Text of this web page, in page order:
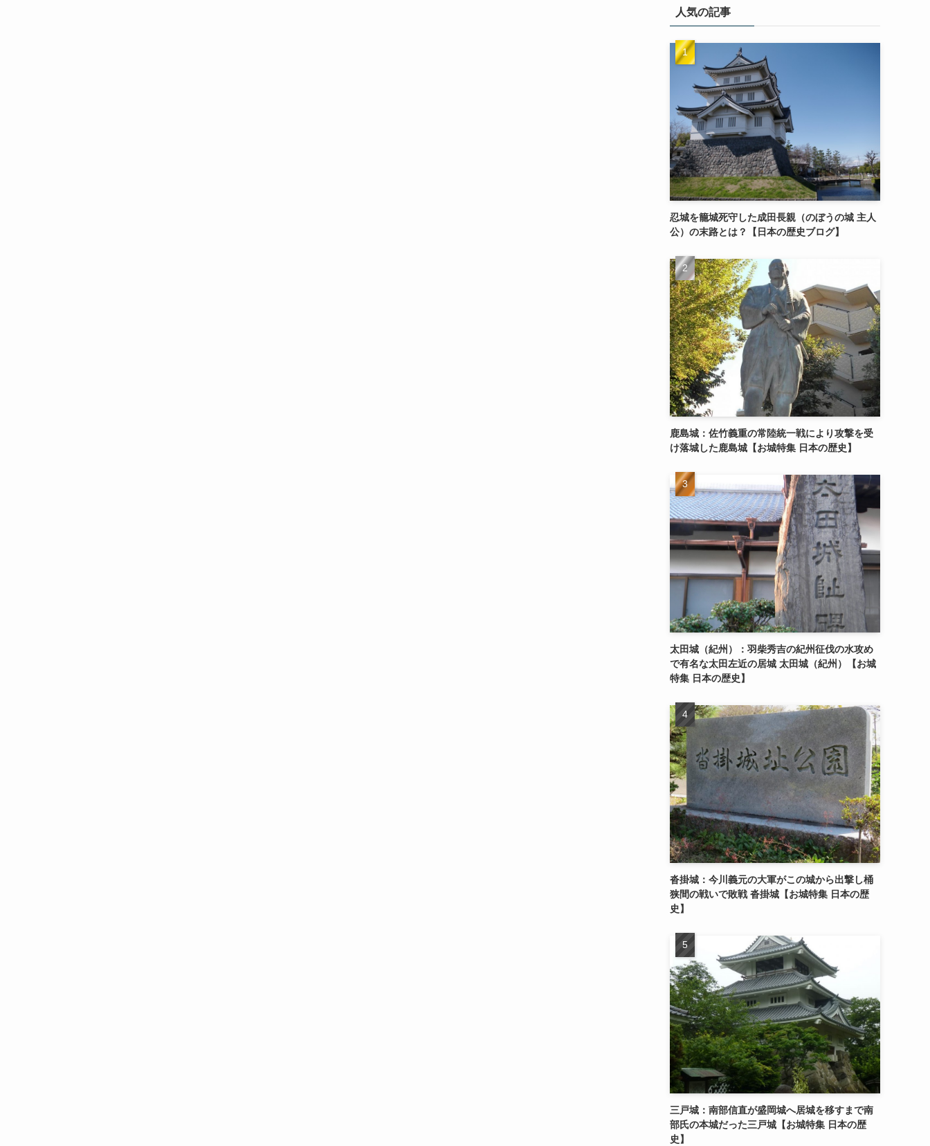
人気の記事
忍城を籠城死守した成田長親（のぼうの城 主人
公）の末路とは？【日本の歴史ブログ】
鹿島城：佐竹義重の常陸統一戦により攻撃を受
け落城した鹿島城【お城特集 日本の歴史】
太田城（紀州）：羽柴秀吉の紀州征伐の水攻め
で有名な太田左近の居城 太田城（紀州）【お城
特集 日本の歴史】
沓掛城：今川義元の大軍がこの城から出撃し桶
狭間の戦いで敗戦 沓掛城【お城特集 日本の歴
史】
三戸城：南部信直が盛岡城へ居城を移すまで南
部氏の本城だった三戸城【お城特集 日本の歴
史】